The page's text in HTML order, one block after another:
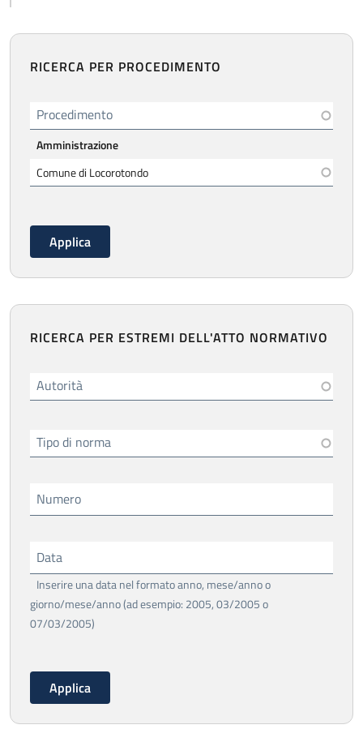
RICERCA PER PROCEDIMENTO
Procedimento
Amministrazione
RICERCA PER ESTREMI DELL'ATTO NORMATIVO
Autorità
Tipo di norma
Numero
Data
Inserire una data nel formato anno, mese/anno o
giorno/mese/anno (ad esempio: 2005, 03/2005 o
07/03/2005)